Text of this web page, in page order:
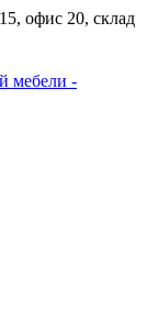
офис 20, склад